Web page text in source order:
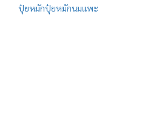
ปุ๋ยหมักปุ๋ยหมักนมแพะ